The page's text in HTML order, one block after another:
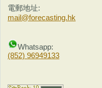
電郵地址:
mail@forecasting.hk
Whatsapp:
(852) 96949133